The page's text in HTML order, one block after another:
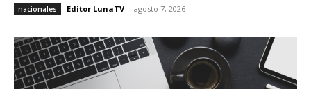
nacionales Editor LunaTV - agosto 7, 2026